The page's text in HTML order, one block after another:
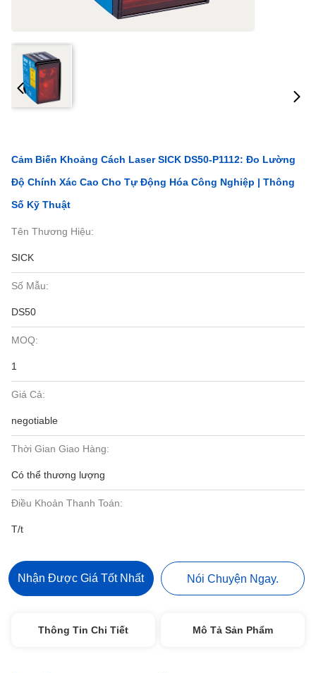
Cảm Biến Khoảng Cách Laser SICK DS50-P1112: Đo Lường
Độ Chính Xác Cao Cho Tự Động Hóa Công Nghiệp | Thông
Số Kỹ Thuật
Tên Thương Hiệu:
SICK
Số Mẫu:
DS50
MOQ:
1
Giá Cả:
negotiable
Thời Gian Giao Hàng:
Có thể thương lượng
Điều Khoản Thanh Toán:
T/t
Nhận Được Giá Tốt Nhất Nói Chuyện Ngay.
Thông Tin Chi Tiết Mô Tả Sản Phẩm